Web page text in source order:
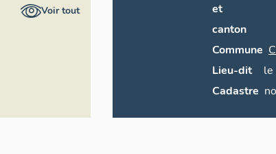
Voir tout
et
canton
Commune
Lieu-dit
le
Cadastre